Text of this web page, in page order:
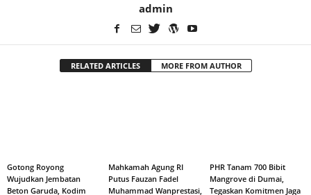
admin
RELATED ARTICLES MORE FROM AUTHOR
Gotong Royong
Wujudkan Jembatan
Beton Garuda, Kodim
Mahkamah Agung RI
Putus Fauzan Fadel
Muhammad Wanprestasi,
PHR Tanam 700 Bibit
Mangrove di Dumai,
Tegaskan Komitmen Jaga